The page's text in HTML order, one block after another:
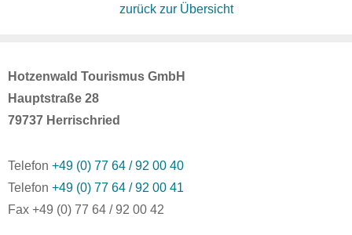
zurück zur Übersicht
Hotzenwald Tourismus GmbH
Hauptstraße 28
79737 Herrischried
Telefon +49 (0) 77 64 / 92 00 40
Telefon +49 (0) 77 64 / 92 00 41
Fax +49 (0) 77 64 / 92 00 42